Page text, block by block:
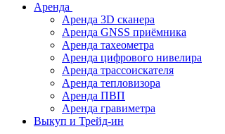
Аренда
Аренда 3D сканера
Аренда GNSS приёмника
Аренда тахеометра
Аренда цифрового нивелира
Аренда трассоискателя
Аренда тепловизора
Аренда ПВП
Аренда гравиметра
Выкуп и Трейд-ин